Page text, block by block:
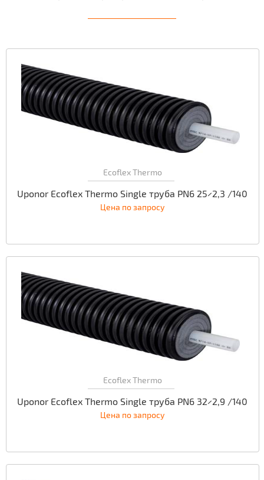
Ecoflex Thermo
Uponor Ecoflex Thermo Single труба PN6 25×2,3 /140
Цена по запросу
Ecoflex Thermo
Uponor Ecoflex Thermo Single труба PN6 32×2,9 /140
Цена по запросу